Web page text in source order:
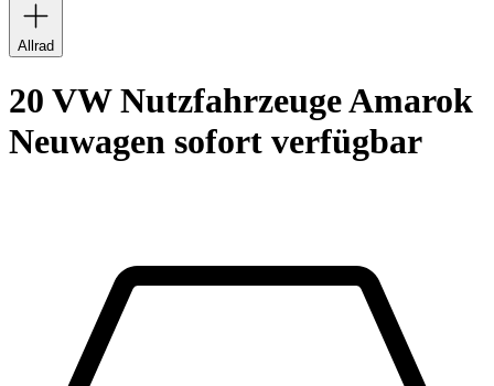
Allrad
20 VW Nutzfahrzeuge Amarok
Neuwagen sofort verfügbar